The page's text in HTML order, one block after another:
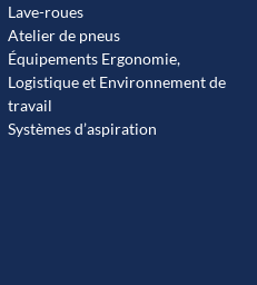
Lave-roues
Atelier de pneus
Équipements Ergonomie,
Logistique et Environnement de
travail
Systèmes d’aspiration